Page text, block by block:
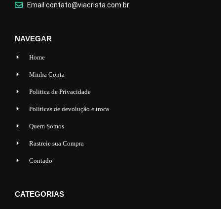
Email:contato@viacrista.com.br
NAVEGAR
Home
Minha Conta
Politica de Privacidade
Políticas de devolução e troca
Quem Somos
Rastreie sua Compra
Contado
CATEGORIAS